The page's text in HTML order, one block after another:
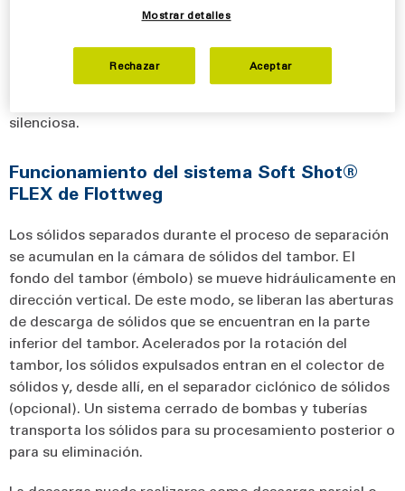
el vaciado de sólidos, el émbolo no golpea la parte
de forma suave y silenciosa. La descarga parcial también
silenciosa.
Funcionamiento del sistema Soft Shot®
FLEX de Flottweg
Los sólidos separados durante el proceso de separación
se acumulan en la cámara de sólidos del tambor. El
fondo del tambor (émbolo) se mueve hidráulicamente en
dirección vertical. De este modo, se liberan las aberturas
de descarga de sólidos que se encuentran en la parte
inferior del tambor. Acelerados por la rotación del
tambor, los sólidos expulsados entran en el colector de
sólidos y, desde allí, en el separador ciclónico de sólidos
(opcional). Un sistema cerrado de bombas y tuberías
transporta los sólidos para su procesamiento posterior o
para su eliminación.
Mostrar detalles
Rechazar Aceptar